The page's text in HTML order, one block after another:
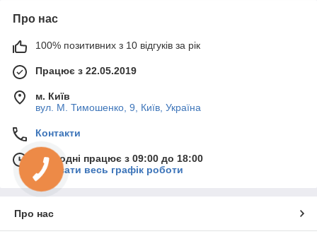
Про нас
100% позитивних з 10 відгуків за рік
Працює з 22.05.2019
м. Київ
вул. М. Тимошенко, 9, Київ, Україна
Контакти
Сьогодні працює з 09:00 до 18:00
Показати весь графік роботи
Про нас